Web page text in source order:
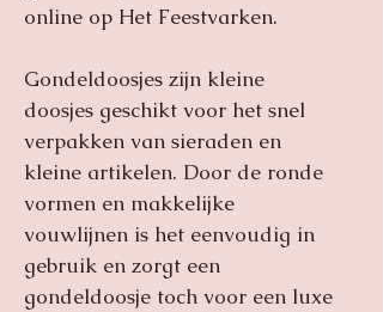
online op Het Feestvarken.
Gondeldoosjes zijn kleine
doosjes geschikt voor het snel
verpakken van sieraden en
kleine artikelen. Door de ronde
vormen en makkelijke
vouwlijnen is het eenvoudig in
gebruik en zorgt een
gondeldoosje toch voor een luxe